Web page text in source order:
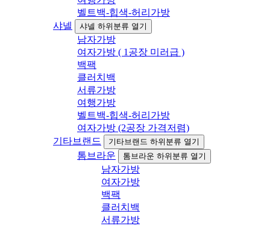
벨트백-힙색-허리가방
샤넬
샤넬 하위분류 열기
남자가방
여자가방 ( 1공장 미러급 )
백팩
클러치백
서류가방
여행가방
벨트백-힙색-허리가방
여자가방 (2공장 가격저렴)
기타브랜드
기타브랜드 하위분류 열기
톰브라운 톰브라운 하위분류 열기
남자가방
여자가방
백팩
클러치백
서류가방